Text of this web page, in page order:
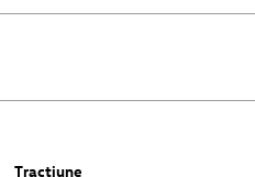
Tractiune